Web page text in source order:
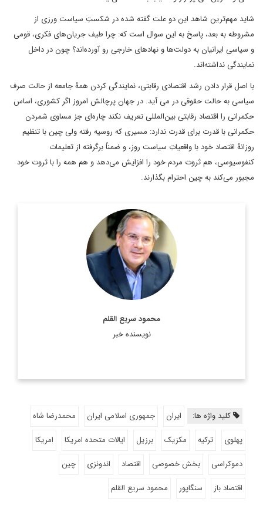
شاید مهم‌ترین شاهد این دو علت گفته شده در شکستِ سیاست ورزی از
مشروطه به بعد، پاسخ به این سوال است که: چرا طیف جریان‌های فکری، قومی
و سیاسی ایرانیان به دولت‌ها و نهادهای خارجی رو آورده‌اند؟ چون در داخل
نمایندگی نداشته‌اند.
با اصل قرار دادن رشد اقتصادی رقابتی، نمایندگی کردن همۀ جامعه از حالت صرف
سیاسی به حالت حقوقی در می آید. در جهان پرچالش امروز اگر کشوری، اساس
حکمرانی را اقتصاد رقابتی بین‌المللی تعریف نکند چاره‌ای جز مساوی شمردن
حکمرانی با قدرت برای قدرت ندارد: مسیری که روسیه رفته ولی چین با تنظیم
روزانۀ اقتصاد خود با واقعیاتِ سیاست روز، و ضمناً برگرفته از تعلیمات
کنفوسیوسی، هم ثروت مردم خود را افزایش می‌دهد و هم همه را با ثروت خود
مجبور می‌کند به چین احترام بگذارند.
محمود سریع القلم
نویسنده خبر
عضو هیئت علمی و استاد دانشگاه شهید بهشتی و کارشناس ارشد
روابط بین‌الملل.
اطلاعات بیشتر
کلید واژه ها: ایران جمهوری اسلامی ایران
محمدرضا شاه
پهلوی
ترکیه مکزیک برزیل ایالات متحده امریکا
امریکا
دموکراسی
بخش خصوصی اقتصاد اندونزی
چین
اقتصاد باز
سنگاپور محمود سریع القلم